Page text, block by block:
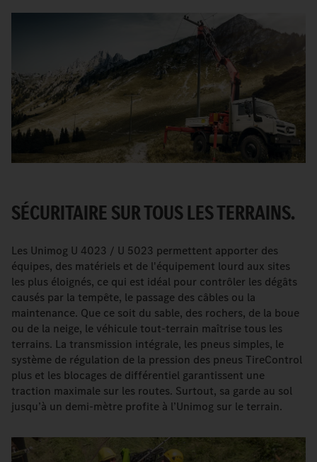
SÉCURITAIRE SUR TOUS LES TERRAINS.
Les Unimog U 4023 / U 5023 permettent apporter des
équipes, des matériels et de l'équipement lourd aux sites
les plus éloignés, ce qui est idéal pour contrôler les dégâts
causés par la tempête, le passage des câbles ou la
maintenance. Que ce soit du sable, des rochers, de la boue
ou de la neige, le véhicule tout-terrain maîtrise tous les
terrains. La transmission intégrale, les pneus simples, le
système de régulation de la pression des pneus TireControl
plus et les blocages de différentiel garantissent une
traction maximale sur les routes. Surtout, sa garde au sol
jusqu’à un demi-mètre profite à l’Unimog sur le terrain.